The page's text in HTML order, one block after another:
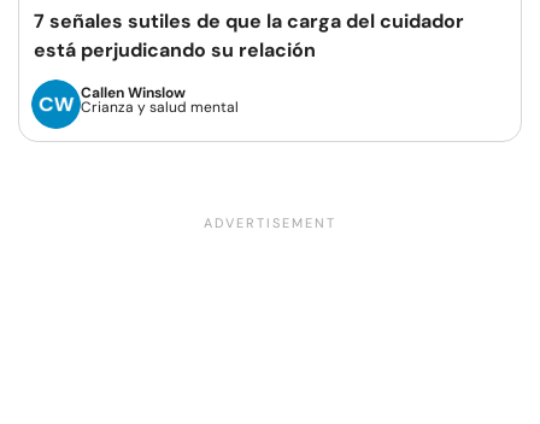
7 señales sutiles de que la carga del cuidador
está perjudicando su relación
Callen Winslow
Crianza y salud mental